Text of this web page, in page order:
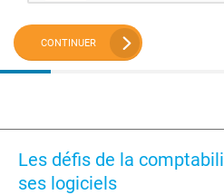
CONTINUER
Les défis de la
ses logiciels